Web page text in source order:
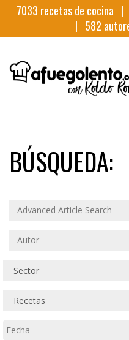
7033 recetas de cocina |
| 582
BÚSQUEDA: